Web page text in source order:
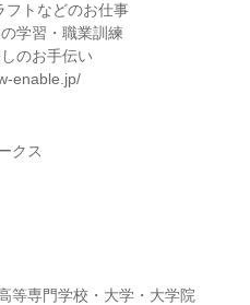
フトなどのお仕事
学習・職業訓練
のお手伝い
enable.jp/
クス
等専門学校・大学・大学院